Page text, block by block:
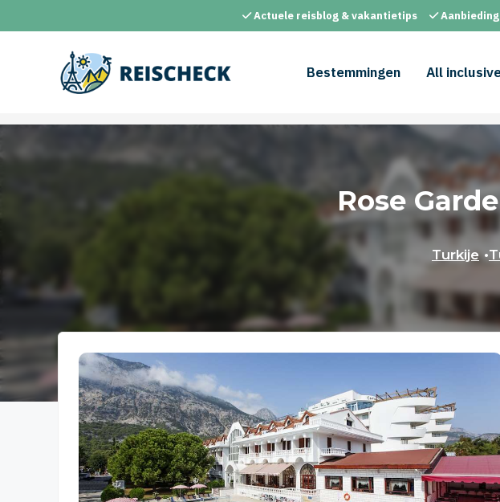
naar
Actuele reisblog & vakantietips
Bestemmingen All
Rose
Turkije •